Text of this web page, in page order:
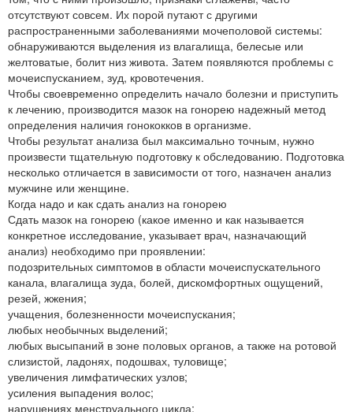
отсутствуют совсем. Их порой путают с другими
распространенными заболеваниями мочеполовой системы:
обнаруживаются выделения из влагалища, белесые или
желтоватые, болит низ живота. Затем появляются проблемы с
мочеиспусканием, зуд, кровотечения.
Чтобы своевременно определить начало болезни и приступить
к лечению, производится мазок на гонорею надежный метод
определения наличия гонококков в организме.
Чтобы результат анализа был максимально точным, нужно
произвести тщательную подготовку к обследованию. Подготовка
несколько отличается в зависимости от того, назначен анализ
мужчине или женщине.
Когда надо и как сдать анализ на гонорею
Сдать мазок на гонорею (какое именно и как называется
конкретное исследование, указывает врач, назначающий
анализ) необходимо при проявлении:
подозрительных симптомов в области мочеиспускательного
канала, влагалища зуда, болей, дискомфортных ощущений,
резей, жжения;
учащения, болезненности мочеиспускания;
любых необычных выделений;
любых высыпаний в зоне половых органов, а также на ротовой
слизистой, ладонях, подошвах, туловище;
увеличения лимфатических узлов;
усиления выпадения волос;
нарушениях менструального цикла;